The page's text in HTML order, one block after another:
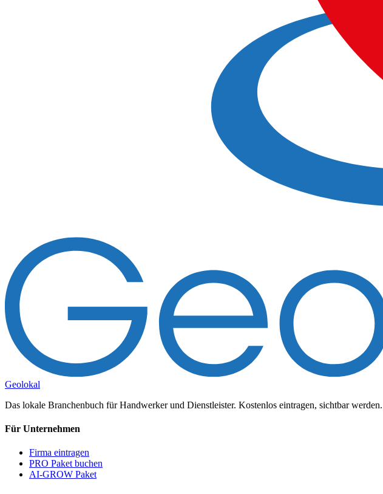
Geolokal
Das lokale Branchenbuch für Handwerker und Dienstleister. Kostenlos eintragen, sichtbar werden.
Für Unternehmen
Firma eintragen
PRO Paket buchen
AI-GROW Paket